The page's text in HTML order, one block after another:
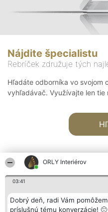
ORLY Interiérov
03:41
Dobrý deň, radi Vám
príslušnú tému konverzácie! 🙂
Nájdite špecialistu
Rebríček združuje tých
Hľadáte odborníka vo svojom
vyhľadávač. Využívajte len tie
Organizátor hodnotenia
Bright Side Solutions sp. z o.